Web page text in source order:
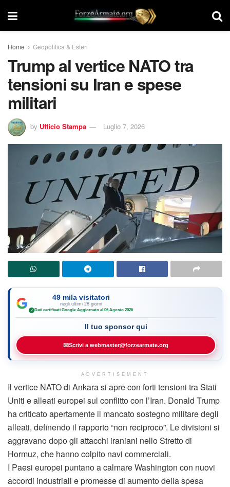
Home Geopolitica & Esteri
Trump al vertice NATO tra
tensioni su Iran e spese
militari
by Ufficio Stampa Luglio 7, 2026
49 mila visitatori
negli ultimi 28 giorni
✓ Dati certificati Google·Aggiornato al 06 Agosto 2026
Il tuo sponsor qui
✉Scrivi a webmaster@forzearmate.org
ADVERTISEMENT
Il vertice NATO di Ankara si apre con forti tensioni tra Stati
Uniti e alleati europei sul conflitto con l’Iran. Donald Trump
ha criticato apertamente il mancato sostegno militare degli
alleati, definendo il rapporto “non reciproco”. Le divisioni si
aggravano dopo gli attacchi iraniani nello Stretto di
Hormuz, che hanno colpito navi commerciali.
I Paesi europei puntano a calmare Washington con nuovi
accordi industriali e promesse di aumento della spesa